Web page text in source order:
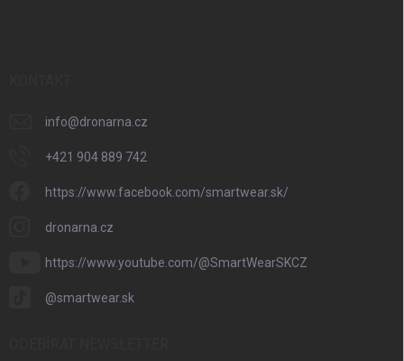
info@dronarna.cz
+421 904 889 742
https://www.facebook.com/smartwear.sk/
dronarna.cz
https://www.youtube.com/@SmartWearSKCZ
@smartwear.sk